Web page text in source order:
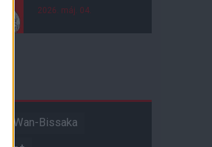
2026. máj. 04.
Wan-Bissaka